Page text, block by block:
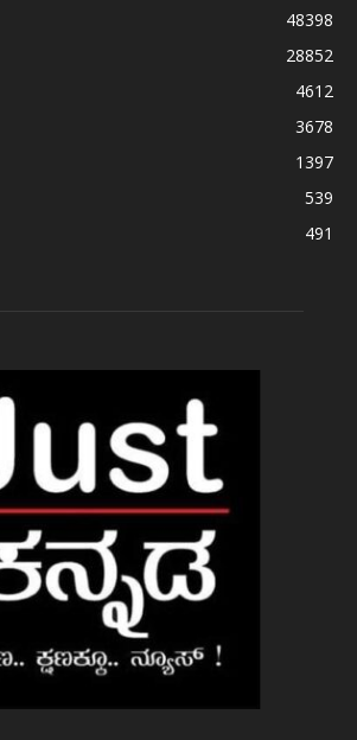
48398
28852
4612
3678
1397
539
491